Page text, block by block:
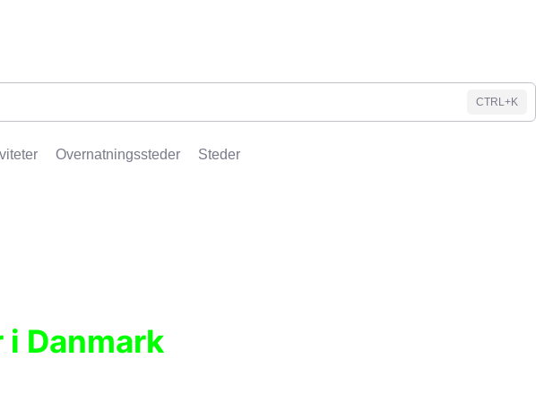
CTRL+K
Overnatningssteder Steder
Danmark